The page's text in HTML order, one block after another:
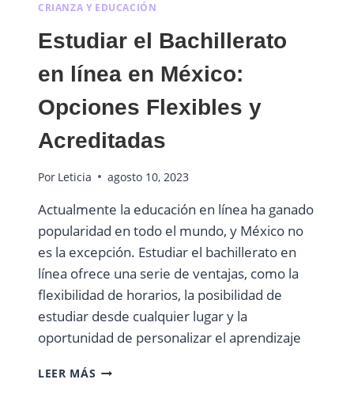
CRIANZA Y EDUCACIÓN
Estudiar el Bachillerato
en línea en México:
Opciones Flexibles y
Acreditadas
Por Leticia agosto 10, 2023
Actualmente la educación en línea ha ganado
popularidad en todo el mundo, y México no
es la excepción. Estudiar el bachillerato en
línea ofrece una serie de ventajas, como la
flexibilidad de horarios, la posibilidad de
estudiar desde cualquier lugar y la
oportunidad de personalizar el aprendizaje
LEER MÁS ESTUDIAR